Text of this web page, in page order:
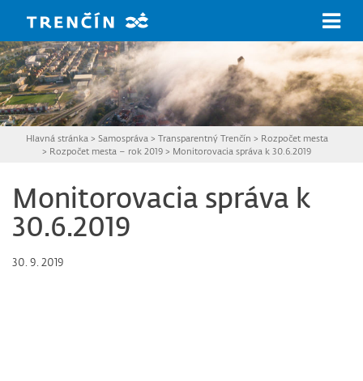
Hlavná stránka > Samospráva > Transparentný Trenčín > Rozpočet mesta
> Rozpočet mesta – rok 2019 > Monitorovacia správa k 30.6.2019
Monitorovacia správa k
30.6.2019
30. 9. 2019